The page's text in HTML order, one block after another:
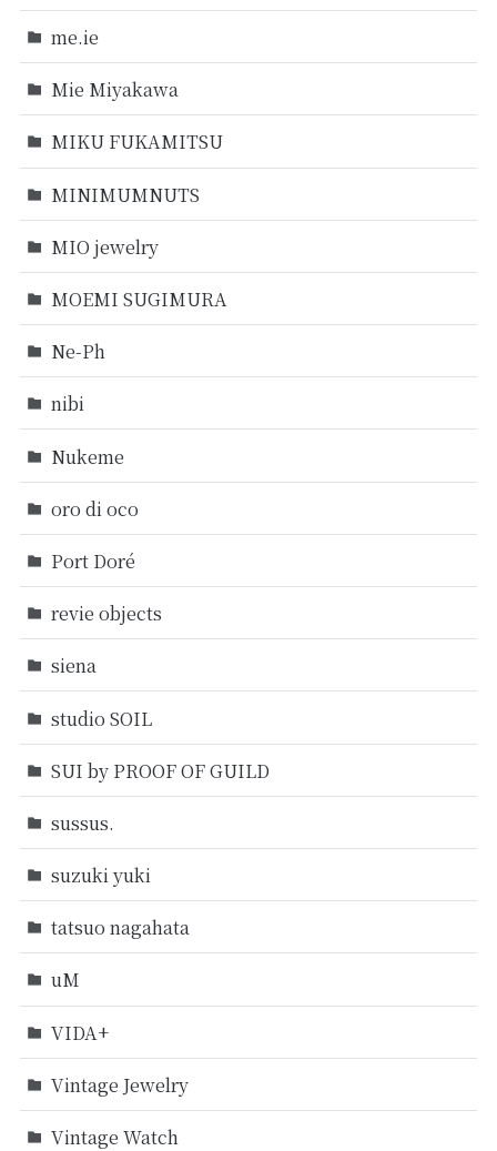
me.ie
Mie Miyakawa
MIKU FUKAMITSU
MINIMUMNUTS
MIO jewelry
MOEMI SUGIMURA
Ne-Ph
nibi
Nukeme
oro di oco
Port Doré
revie objects
siena
studio SOIL
SUI by PROOF OF GUILD
sussus.
suzuki yuki
tatsuo nagahata
uM
VIDA+
Vintage Jewelry
Vintage Watch